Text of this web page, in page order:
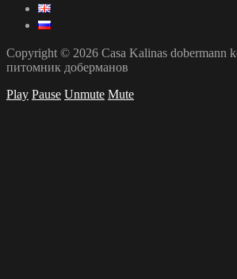
Copyright © 2026 Casa Kalinas dobermann
питомник доберманов
Play Pause Unmute Mute